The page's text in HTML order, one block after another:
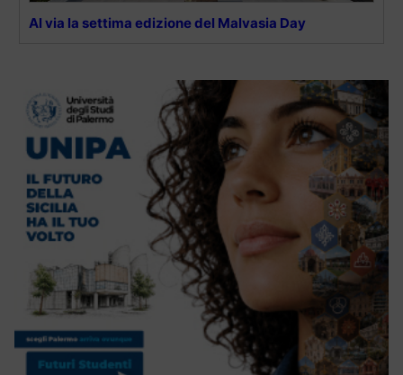
Al via la settima edizione del Malvasia Day